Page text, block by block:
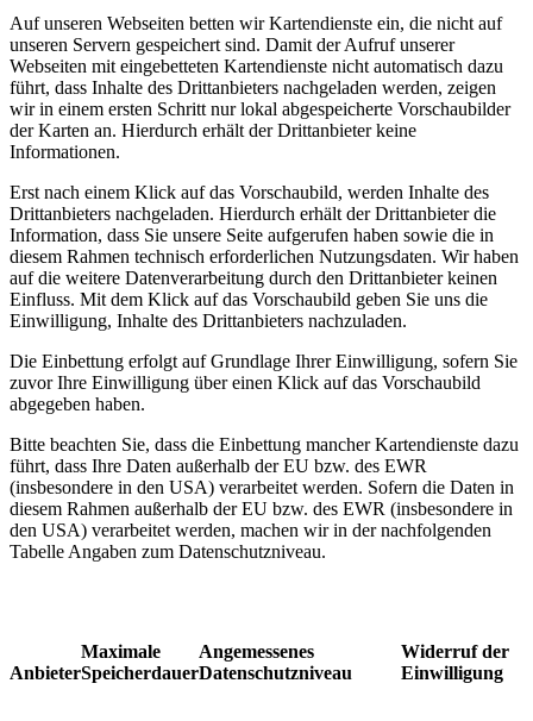
Auf unseren Webseiten betten wir Kartendienste ein, die nicht auf
unseren Servern gespeichert sind. Damit der Aufruf unserer
Webseiten mit eingebetteten Kartendienste nicht automatisch dazu
führt, dass Inhalte des Drittanbieters nachgeladen werden, zeigen
wir in einem ersten Schritt nur lokal abgespeicherte Vorschaubilder
der Karten an. Hierdurch erhält der Drittanbieter keine
Informationen.
Erst nach einem Klick auf das Vorschaubild, werden Inhalte des
Drittanbieters nachgeladen. Hierdurch erhält der Drittanbieter die
Information, dass Sie unsere Seite aufgerufen haben sowie die in
diesem Rahmen technisch erforderlichen Nutzungsdaten. Wir haben
auf die weitere Datenverarbeitung durch den Drittanbieter keinen
Einfluss. Mit dem Klick auf das Vorschaubild geben Sie uns die
Einwilligung, Inhalte des Drittanbieters nachzuladen.
Die Einbettung erfolgt auf Grundlage Ihrer Einwilligung, sofern Sie
zuvor Ihre Einwilligung über einen Klick auf das Vorschaubild
abgegeben haben.
Bitte beachten Sie, dass die Einbettung mancher Kartendienste dazu
führt, dass Ihre Daten außerhalb der EU bzw. des EWR
(insbesondere in den USA) verarbeitet werden. Sofern die Daten in
diesem Rahmen außerhalb der EU bzw. des EWR (insbesondere in
den USA) verarbeitet werden, machen wir in der nachfolgenden
Tabelle Angaben zum Datenschutzniveau.
Anbieter
Maximale
Speicherdauer
Angemessenes
Datenschutzniveau
Widerruf der
Einwilligung